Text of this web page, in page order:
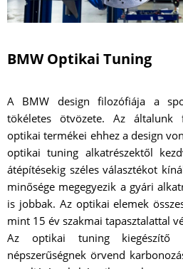
BMW Optikai Tuning
A BMW design filozófiája a
tökéletes ötvözete. Az általunk
optikai termékei ehhez a design
optikai tuning alkatrészektől
átépítésekig széles választékot
minősége megegyezik a gyári
is jobbak. Az optikai elemek
mint 15 év szakmai tapasztalattal
Az optikai tuning kiegészítő
népszerűségnek örvend